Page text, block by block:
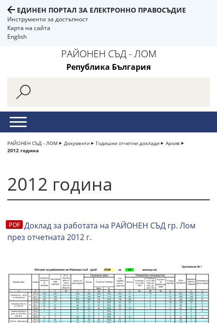
ЕДИНЕН ПОРТАЛ ЗА ЕЛЕКТРОННО ПРАВОСЪДИЕ
Инструменти за достъпност
Карта на сайта
English
РАЙОНЕН СЪД - ЛОМ
Република България
РАЙОНЕН СЪД - ЛОМ Документи Годишни отчетни доклади
Архив
2012 година
2012 година
Доклад за работата на РАЙОНЕН СЪД гр. Лом
през отчетната 2012 г.